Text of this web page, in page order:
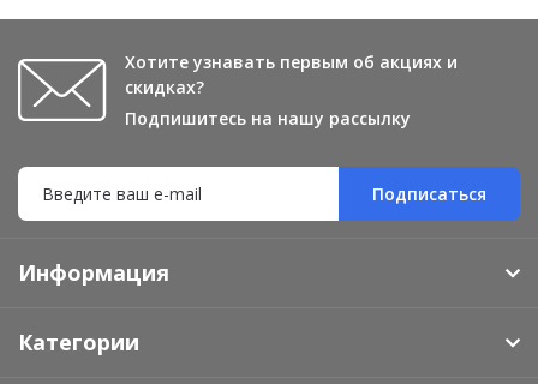
Хотите узнавать первым об акциях и
скидках?
Подпишитесь на нашу рассылку
Подписаться
Информация
Категории